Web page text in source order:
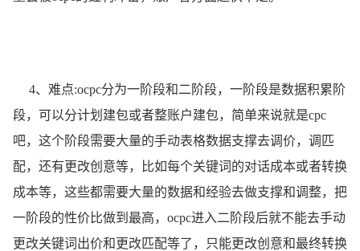
4、难点:ocpc分为一阶段和二阶段，一阶段是数据积累阶
段，可以分计划建包或者整账户建包，简单来说就是cpc
吧，这个阶段需要大量的手动表格数据支撑去调价，调匹
配，还有更改创意等，比如每个关键词的对话成本或者转换
成本等，这些都需要大量的数据和经验去做支撑和调整，把
一阶段的性价比做到最高，ocpc进入二阶段后就不能去手动
更改关键词出价和更改匹配等了，只能更改创意和最终转换